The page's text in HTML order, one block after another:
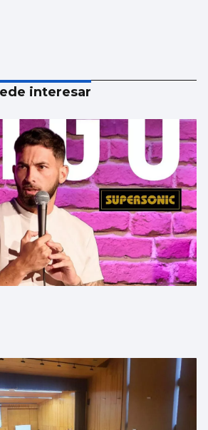
interesar